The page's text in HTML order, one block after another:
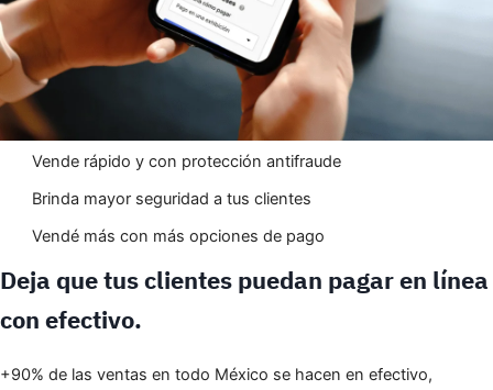
Vende rápido y con protección antifraude
Brinda mayor seguridad a tus clientes
Vendé más con más opciones de pago
Deja que tus clientes puedan pagar en línea
con efectivo.
+90% de las ventas en todo México se hacen en efectivo,